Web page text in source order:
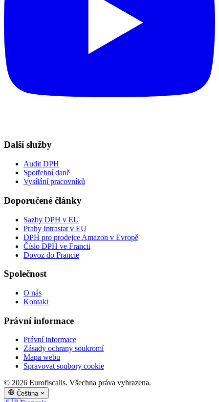
Další služby
Audit DPH
Spotřební daně
Vysílání pracovníků
Doporučené články
Sazby DPH v EU
Prahy Intrastat v EU
DPH pro prodejce Amazon v Evropě
Číslo DPH ve Francii
Dovoz do Francie
Společnost
O nás
Kontakt
Právní informace
Právní informace
Zásady ochrany soukromí
Mapa webu
Spravovat soubory cookie
© 2026 Eurofiscalis. Všechna práva vyhrazena.
Čeština